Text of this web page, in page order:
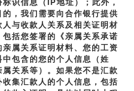
，我们需要向合作银行提供
与收款人关系及相关证明材
括您签署的《亲属关系承诺
属关系证明材料、您的工资
包含的您的个人信息（姓
关系等）。如果您不是汇款
集汇款人的个人信息，包括